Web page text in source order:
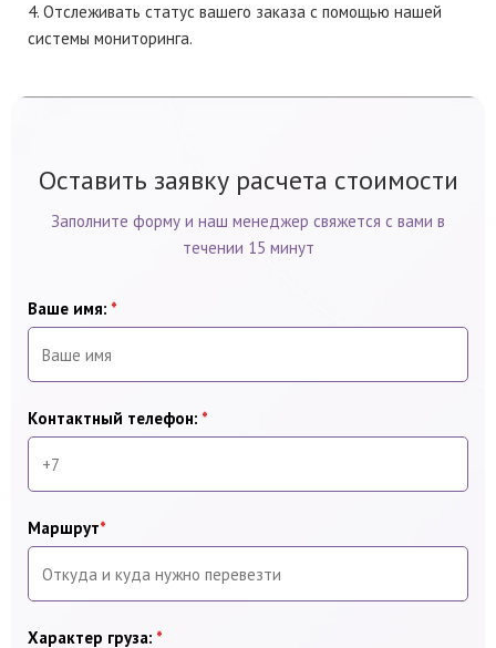
4. Отслеживать статус вашего заказа с помощью нашей
системы мониторинга.
Оставить заявку расчета стоимости
Заполните форму и наш менеджер свяжется с вами в
течении 15 минут
Ваше имя: *
Контактный телефон: *
Маршрут*
Характер груза: *